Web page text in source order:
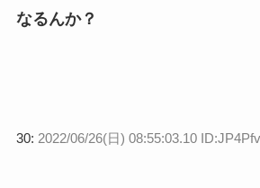
なるんか？
30: 2022/06/26(日) 08:55:03.10